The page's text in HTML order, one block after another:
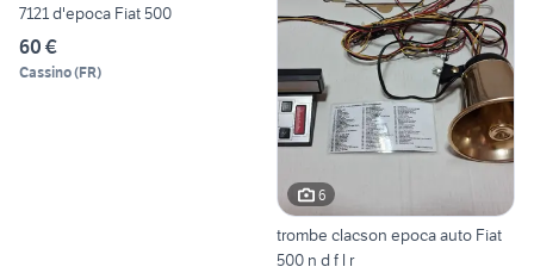
7121 d'epoca Fiat 500
60 €
Cassino(FR)
6
trombe clacson epoca auto Fiat
500 n d f l r